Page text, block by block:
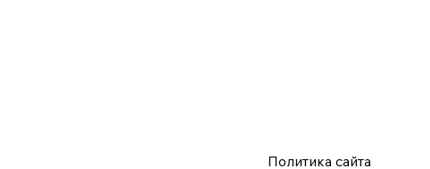
Политика сайта